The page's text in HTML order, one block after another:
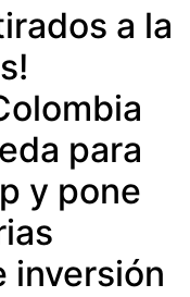
a la
para
y pone
inversión